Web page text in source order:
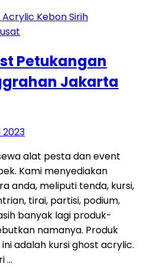
Petukangan
Jakarta
2023
alat pesta dan event
Kami menyediakan
anda, meliputi tenda, kursi,
tirai, partisi, podium,
banyak lagi produk-
namanya. Produk
adalah kursi ghost acrylic.
…